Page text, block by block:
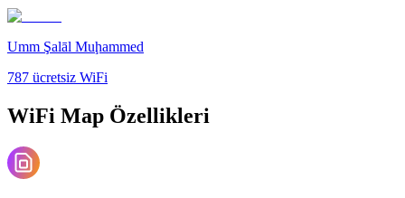
Umm Şalāl Muḩammed
787 ücretsiz WiFi
WiFi Map Özellikleri